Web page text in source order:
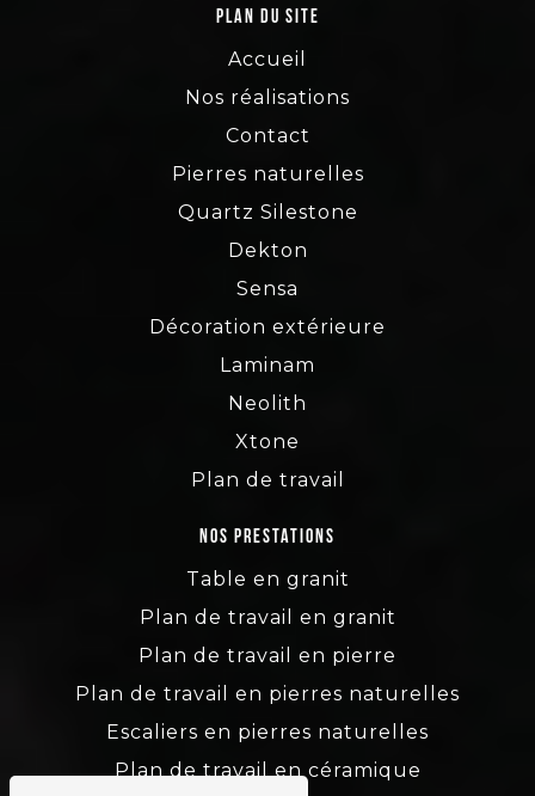
Plan du site
Accueil
Nos réalisations
Contact
Pierres naturelles
Quartz Silestone
Dekton
Sensa
Décoration extérieure
Laminam
Neolith
Xtone
Plan de travail
Nos prestations
Table en granit
Plan de travail en granit
Plan de travail en pierre
Plan de travail en pierres naturelles
Escaliers en pierres naturelles
Plan de travail en céramique